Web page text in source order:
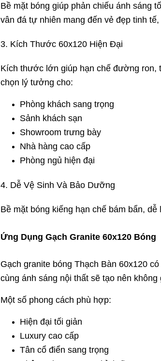
Bề mặt bóng giúp phản chiếu ánh sáng
vân đá tự nhiên mang đến vẻ đẹp tinh
3. Kích Thước 60x120 Hiện Đại
Kích thước lớn giúp hạn chế đường ron,
chọn lý tưởng cho:
Phòng khách sang trọng
Sảnh khách sạn
Showroom trưng bày
Nhà hàng cao cấp
Phòng ngủ hiện đại
4. Dễ Vệ Sinh Và Bảo Dưỡng
Bề mặt bóng kiếng hạn chế bám bẩn,
Ứng Dụng Gạch Granite 60x120 Bóng
Gạch granite bóng Thạch Bàn 60x120
cùng ánh sáng nội thất sẽ tạo nên
Một số phong cách phù hợp:
Hiện đại tối giản
Luxury cao cấp
Tân cổ điển sang trọng